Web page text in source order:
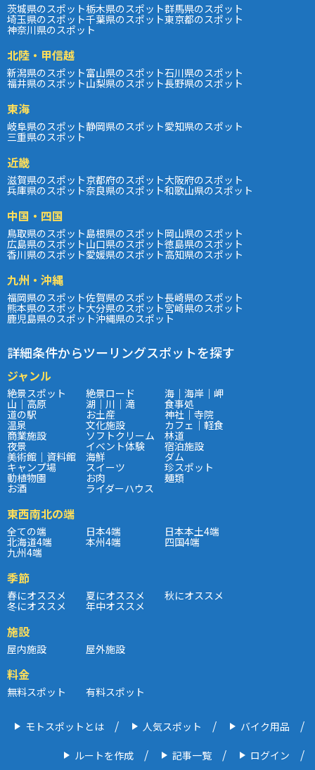
茨城県のスポット栃木県のスポット群馬県のスポット
埼玉県のスポット千葉県のスポット東京都のスポット
神奈川県のスポット
北陸・甲信越
新潟県のスポット富山県のスポット石川県のスポット
福井県のスポット山梨県のスポット長野県のスポット
東海
岐阜県のスポット静岡県のスポット愛知県のスポット
三重県のスポット
近畿
滋賀県のスポット京都府のスポット大阪府のスポット
兵庫県のスポット奈良県のスポット和歌山県のスポット
中国・四国
鳥取県のスポット島根県のスポット岡山県のスポット
広島県のスポット山口県のスポット徳島県のスポット
香川県のスポット愛媛県のスポット高知県のスポット
九州・沖縄
福岡県のスポット佐賀県のスポット長崎県のスポット
熊本県のスポット大分県のスポット宮崎県のスポット
鹿児島県のスポット沖縄県のスポット
詳細条件からツーリングスポットを探す
ジャンル
絶景スポット 絶景ロード 海｜海岸｜岬
山｜高原 湖｜川｜滝 食事処
道の駅 お土産 神社｜寺院
温泉 文化施設 カフェ｜軽食
商業施設 ソフトクリーム 林道
夜景 イベント体験 宿泊施設
美術館｜資料館 海鮮 ダム
キャンプ場 スイーツ 珍スポット
動植物園 お肉 麺類
お酒 ライダーハウス
東西南北の端
全ての端 日本4端 日本本土4端
北海道4端 本州4端 四国4端
九州4端
季節
春にオススメ 夏にオススメ 秋にオススメ
冬にオススメ 年中オススメ
施設
屋内施設 屋外施設
料金
無料スポット 有料スポット
モトスポットとは 人気スポット バイク用品
ルートを作成 記事一覧 ログイン